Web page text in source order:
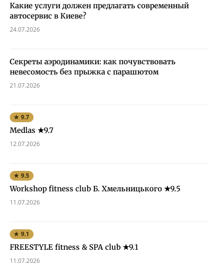
Какие услуги должен предлагать современный
автосервис в Киеве?
24.07.2026
Секреты аэродинамики: как почувствовать
невесомость без прыжка с парашютом
21.07.2026
★ 9.7
Medlas ★9.7
12.07.2026
★ 9.5
Workshop fitness club Б. Хмельницького ★9.5
11.07.2026
★ 9.1
FREESTYLE fitness & SPA club ★9.1
11.07.2026